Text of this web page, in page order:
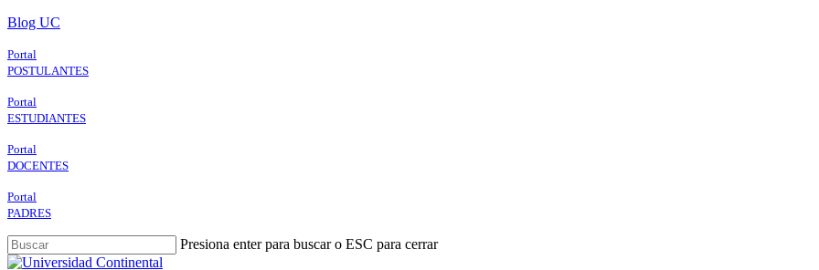
Skip
main
content
Blog UC
Portal
POSTULANTES
Portal
ESTUDIANTES
Portal
DOCENTES
Portal
PADRES
Presiona enter para buscar o ESC para cerrar
Close